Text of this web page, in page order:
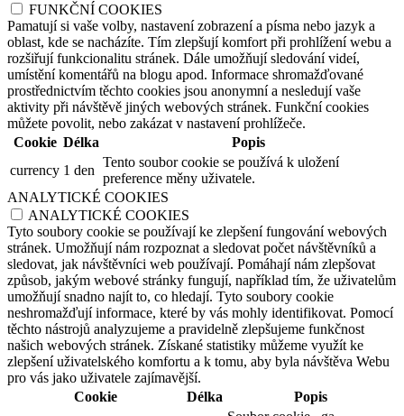
FUNKČNÍ COOKIES
Pamatují si vaše volby, nastavení zobrazení a písma nebo jazyk a
oblast, kde se nacházíte. Tím zlepšují komfort při prohlížení webu a
rozšiřují funkcionalitu stránek. Dále umožňují sledování videí,
umístění komentářů na blogu apod. Informace shromažďované
prostřednictvím těchto cookies jsou anonymní a nesledují vaše
aktivity při návštěvě jiných webových stránek. Funkční cookies
můžete povolit, nebo zakázat v nastavení prohlížeče.
Cookie Délka
Popis
currency 1 den
Tento soubor cookie se používá k uložení
preference měny uživatele.
ANALYTICKÉ COOKIES
ANALYTICKÉ COOKIES
Tyto soubory cookie se používají ke zlepšení fungování webových
stránek. Umožňují nám rozpoznat a sledovat počet návštěvníků a
sledovat, jak návštěvníci web používají. Pomáhají nám zlepšovat
způsob, jakým webové stránky fungují, například tím, že uživatelům
umožňují snadno najít to, co hledají. Tyto soubory cookie
neshromažďují informace, které by vás mohly identifikovat. Pomocí
těchto nástrojů analyzujeme a pravidelně zlepšujeme funkčnost
našich webových stránek. Získané statistiky můžeme využít ke
zlepšení uživatelského komfortu a k tomu, aby byla návštěva Webu
pro vás jako uživatele zajímavější.
Cookie
Délka Popis